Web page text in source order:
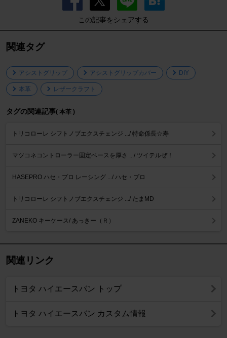
この記事をシェアする
関連タグ
アシストグリップ アシストグリップカバー DIY
本革 レザークラフト
タグの関連記事( 本革 )
トリコローレ シフトノブエクスチェンジ .../ 特命係長☆寿
マツコネコントローラー固定ベースを厚さ .../ ツイテルぜ！
HASEPRO ハセ・プロ レーシング .../ ハセ・プロ
トリコローレ シフトノブエクスチェンジ .../ たまMD
ZANEKO キーケース/ あっきー（Ｒ）
関連リンク
トヨタ ハイエースバン トップ
トヨタ ハイエースバン カスタム情報